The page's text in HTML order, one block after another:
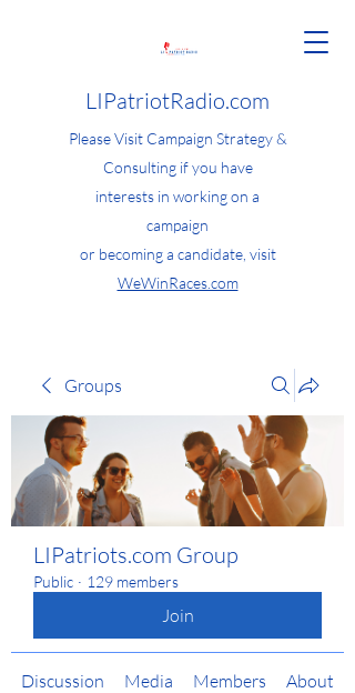
LIPatriotRadio.com
Please Visit Campaign Strategy &
Consulting if you have
interests in working on a
campaign
or becoming a candidate, visit
WeWinRaces.com
Groups
LIPatriots.com Group
Public · 129 members
Join
Discussion Media Members About